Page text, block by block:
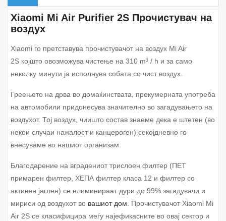
Xiaomi Mi Air Purifier 2S Прочистувач на
воздух
Xiaomi го претставува прочистувачот на воздух Mi Air
2S којшто овозможува чистење на 310 m³ / h и за само
неколку минути ја исполнува собата со чист воздух.
Греењето на дрва во домаќинствата, прекумерната употреба
на автомобили придонесува значително во загадувањето на
воздухот. Тој воздух, чиишто состав знаеме дека е штетен (во
некои случаи нажалост и канцероген) секојдневно го
внесуваме во нашиот организам.
Благодарение на вградениот трислоен филтер (ПЕТ
примарен филтер, ХЕПА филтер класа 12 и филтер со
активен јаглен) се елиминираат дури до 99% загадувачи и
мириси од воздухотво вашиот дом. Прочистувачот Xiaomi Mi
Air 2S се класифицира меѓу најефикасните во овај сектор и